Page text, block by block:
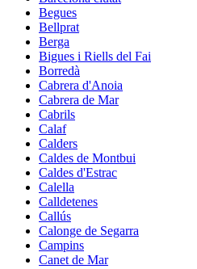
Begues
Bellprat
Berga
Bigues i Riells del Fai
Borredà
Cabrera d'Anoia
Cabrera de Mar
Cabrils
Calaf
Calders
Caldes de Montbui
Caldes d'Estrac
Calella
Calldetenes
Callús
Calonge de Segarra
Campins
Canet de Mar